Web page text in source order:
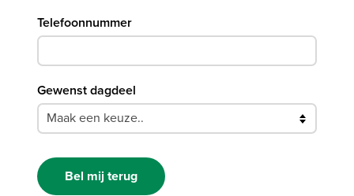
Telefoonnummer
Gewenst dagdeel